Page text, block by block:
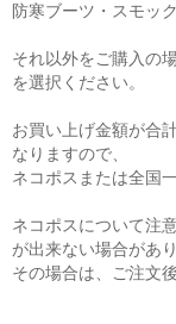
防寒ブーツ・スモッ
それ以外をご購入の
を選択ください。
お買い上げ金額が合
なりますので、
ネコポスまたは全国
ネコポスについて注
が出来ない場合があり
その場合は、ご注文